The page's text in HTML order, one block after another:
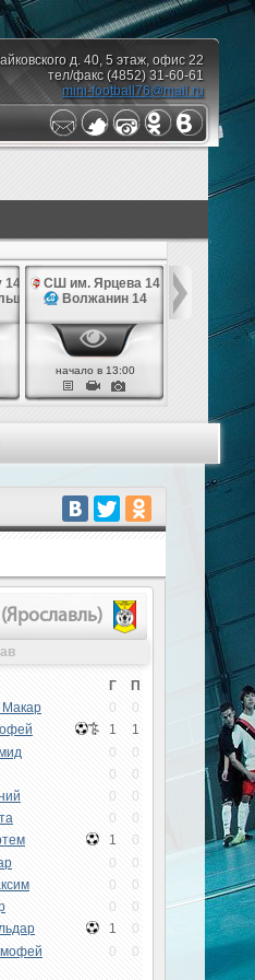
д. 40, 5 этаж, офис 22
тел/факс (4852) 31-60-61
mini-football76@mail.ru
14
СШ им. Ярцева 14
Волжанин 14
начало в 13:00
(Ярославль)
Г П
Макар 0 0
1 1
0 0
0 0
0 0
0 0
1 0
0 0
0 0
0 0
1 0
0 0